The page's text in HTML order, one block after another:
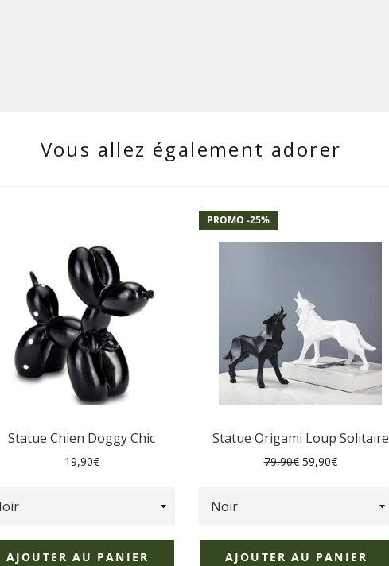
Vous allez également adorer
Statue Chien Doggy Chic
Prix
19,90€
AJOUTER AU PANIER
Statue Origami Loup Solitaire
Prix
79,90€ Prix
59,90€
PROMO -25%
AJOUTER AU PANIER